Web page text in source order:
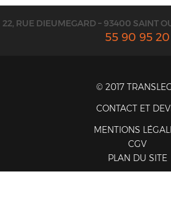
22, RUE DIEUMEGARD – 93400 SAINT
55 90 95 20
© 2017
CONTACT ET
MENTIONS
CGV
PLAN DU SITE